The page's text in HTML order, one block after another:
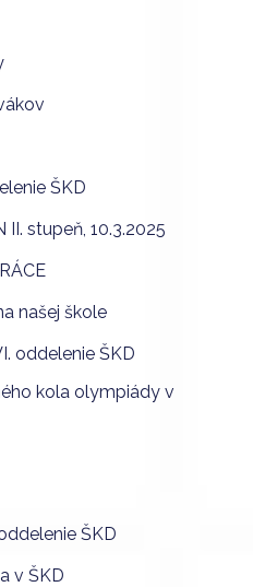
ŠKD
II. stupeň, 10.3.2025
našej škole
oddelenie ŠKD
kola olympiády v
ŠKD
v ŠKD